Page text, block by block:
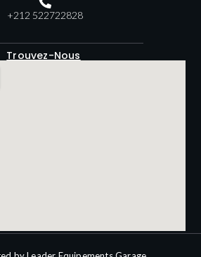
+212 522722828
Trouvez-Nous